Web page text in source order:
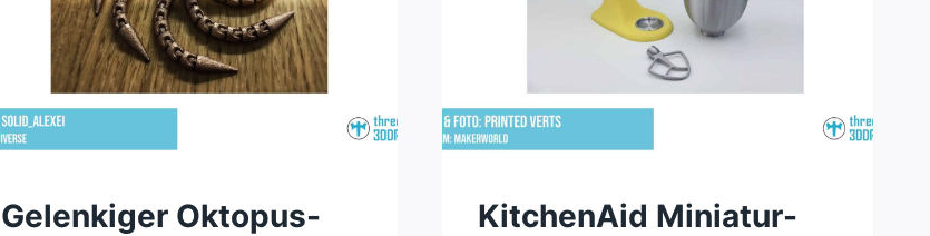
Gelenkiger Oktopus-
KitchenAid Miniatur-